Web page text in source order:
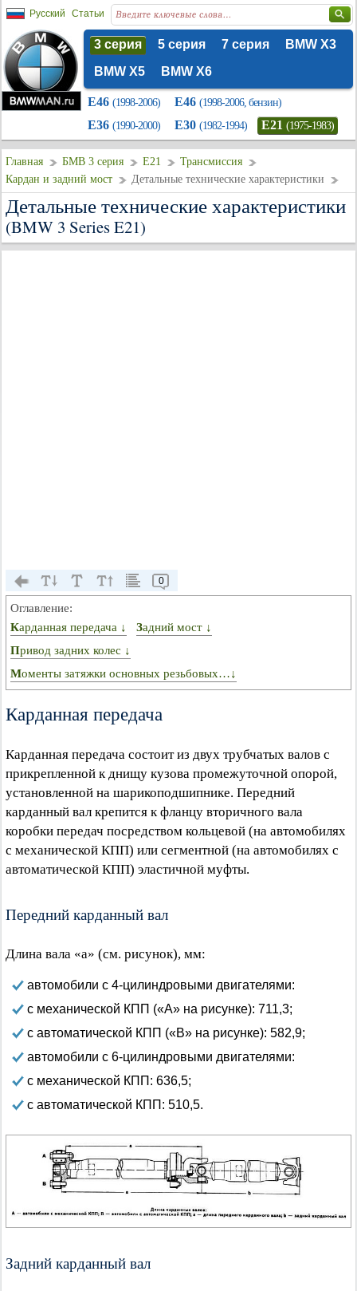
Русский Статьи
3 серия 5 серия 7 серия
BMW X3
BMW X5
BMW X6
E46 (1998-2006) E46 (1998-2006, бензин)
E36 (1990-2000) E30 (1982-1994) E21 (1975-1983)
Главная БМВ 3 серия E21
Трансмиссия
Кардан и задний мост
Детальные технические характеристики
Детальные технические характеристики
(BMW 3 Series E21)
0
Оглавление:
Карданная передача ↓
Задний мост ↓
Привод задних колес ↓
Моменты затяжки основных резьбовых…↓
Карданная передача
Карданная передача состоит из двух трубчатых валов с
прикрепленной к днищу кузова промежуточной опорой,
установленной на шарикоподшипнике. Передний
карданный вал крепится к фланцу вторичного вала
коробки передач посредством кольцевой (на автомобилях
с механической КПП) или сегментной (на автомобилях с
автоматической КПП) эластичной муфты.
Передний карданный вал
Длина вала «а» (см. рисунок), мм:
автомобили с 4-цилиндровыми двигателями:
с механической КПП («А» на рисунке): 711,3;
с автоматической КПП («В» на рисунке): 582,9;
автомобили с 6-цилиндровыми двигателями:
с механической КПП: 636,5;
с автоматической КПП: 510,5.
Задний карданный вал